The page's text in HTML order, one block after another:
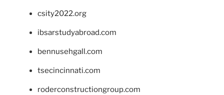
csity2022.org
ibsarstudyabroad.com
bennusehgall.com
tsecincinnati.com
roderconstructiongroup.com